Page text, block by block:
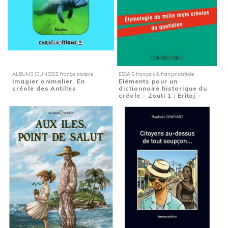
ALBUMS JEUNESSE français/créole
Imagier animalier. En
créole des Antilles
ESSAIS français & français/créole
Eléments pour un
dictionnaire historique du
créole - Zouti 1 : Eritaj -